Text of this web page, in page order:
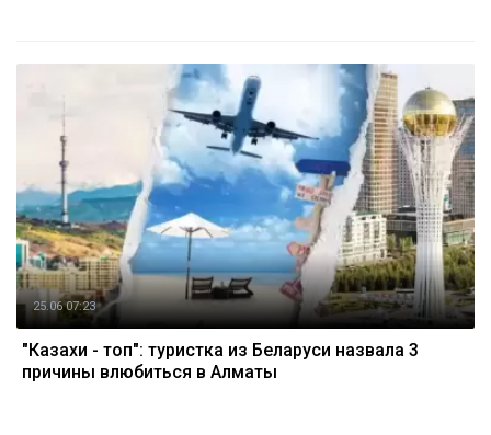
25.06 07:23
"Казахи - топ": туристка из Беларуси назвала 3
причины влюбиться в Алматы